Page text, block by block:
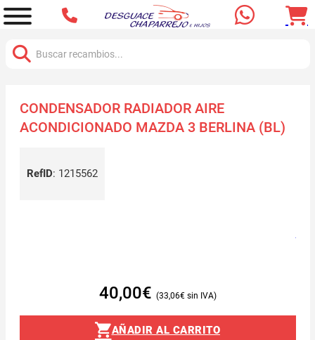
CONDENSADOR RADIADOR AIRE
ACONDICIONADO MAZDA 3 BERLINA (BL)
RefID: 1215562
40,00€ 33,06€
AÑADIR AL CARRITO